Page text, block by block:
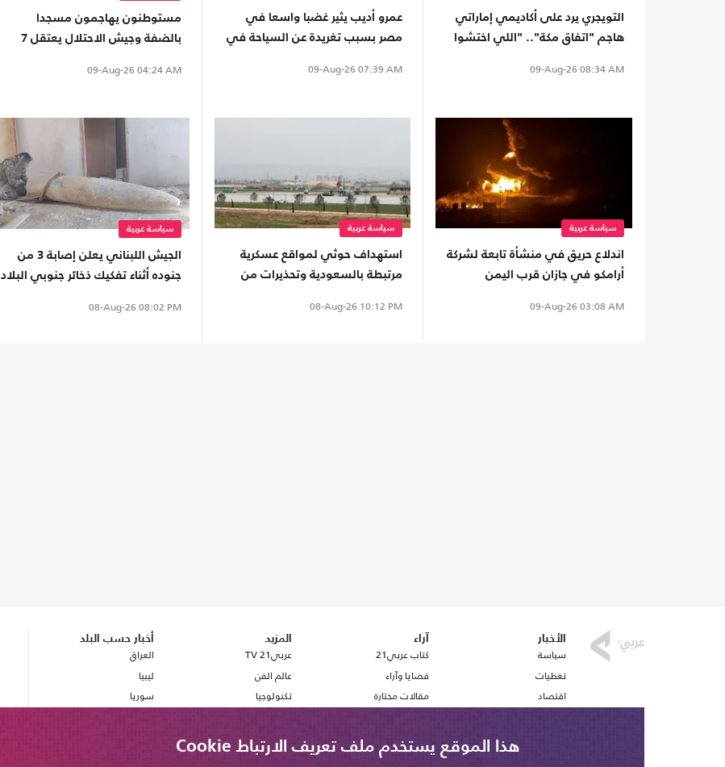
التويجري يرد على أكاديمي إماراتي
هاجم "اتفاق مكة".. "اللي اختشوا
09-Aug-26 08:34 AM
عمرو أديب يثير غضبا واسعا في
مصر بسبب تغريدة عن السياحة في
09-Aug-26 07:39 AM
مستوطنون يهاجمون مسجدا
بالضفة وجيش الاحتلال يعتقل 7
09-Aug-26 04:24 AM
سياسة عربية
اندلاع حريق في منشأة تابعة لشركة
أرامكو في جازان قرب اليمن
09-Aug-26 03:08 AM
سياسة عربية
استهداف حوثي لمواقع عسكرية
مرتبطة بالسعودية وتحذيرات من
08-Aug-26 10:12 PM
سياسة عربية
الجيش اللبناني يعلن إصابة 3 من
جنوده أثناء تفكيك ذخائر جنوبي البلاد
08-Aug-26 08:02 PM
الأخبار
سياسة
تغطيات
اقتصاد
آراء
كتاب عربي21
قضايا وآراء
مقالات مختارة
استطلاع رأي
المزيد
عربي21 TV
عالم الفن
تكنولوجيا
أخبار حسب البلد
العراق
ليبيا
سوريا
هذا الموقع يستخدم ملف تعريف الارتباط Cookie